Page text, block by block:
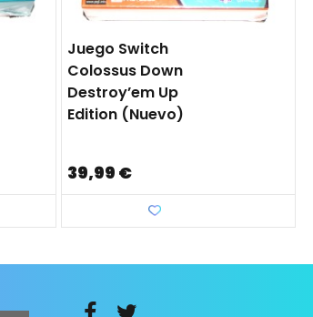
Juego Switch
Colossus Down
Destroy’em Up
Edition (nuevo)
39,99 €